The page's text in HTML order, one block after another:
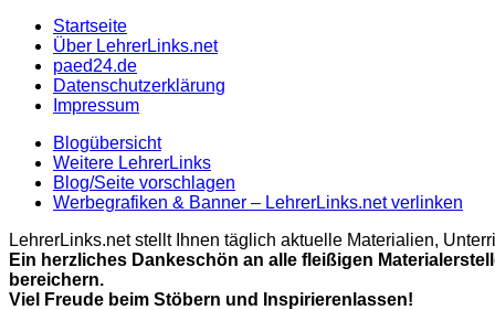
Startseite
Über LehrerLinks.net
paed24.de
Datenschutzerklärung
Impressum
Blogübersicht
Weitere LehrerLinks
Blog/Seite vorschlagen
Werbegrafiken & Banner – LehrerLinks.net verlinken
LehrerLinks.net stellt Ihnen täglich aktuelle Materialien,
Ein herzliches Dankeschön an alle fleißigen
bereichern.
Viel Freude beim Stöbern und Inspirierenlassen!